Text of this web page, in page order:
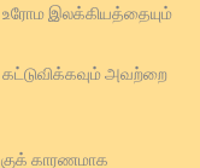
உரோம இலக்கியத்தையும்
அவற்றை
காரணமாக